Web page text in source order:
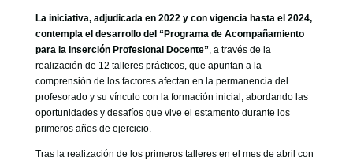
La iniciativa, adjudicada en 2022 y con vigencia hasta el 2024,
contempla el desarrollo del “Programa de Acompañamiento
para la Inserción Profesional Docente”, a través de la
realización de 12 talleres prácticos, que apuntan a la
comprensión de los factores afectan en la permanencia del
profesorado y su vínculo con la formación inicial, abordando las
oportunidades y desafíos que vive el estamento durante los
primeros años de ejercicio.
Tras la realización de los primeros talleres en el mes de abril con